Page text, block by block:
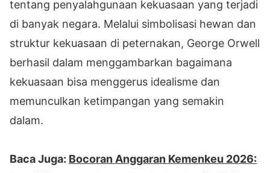
tentang penyalahgunaan kekuasaan yang terjadi
di banyak negara. Melalui simbolisasi hewan dan
struktur kekuasaan di peternakan, George Orwell
berhasil dalam menggambarkan bagaimana
kekuasaan bisa menggerus idealisme dan
memunculkan ketimpangan yang semakin
dalam.
Baca Juga: Bocoran Anggaran Kemenkeu 2026: